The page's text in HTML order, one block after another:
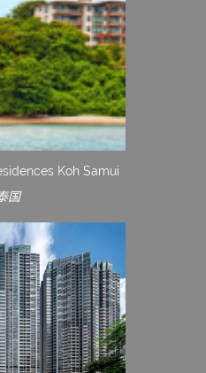
Koh Samui
国